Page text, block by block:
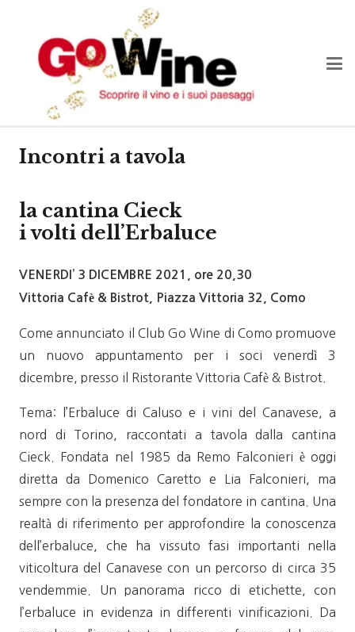
Incontri a tavola
la cantina Cieck
i volti dell’Erbaluce
VENERDI’ 3 DICEMBRE 2021, ore 20,30
Vittoria Cafè & Bistrot, Piazza Vittoria 32, Como
Come annunciato il Club Go Wine di Como promuove
un nuovo appuntamento per i soci venerdì 3
dicembre, presso il Ristorante Vittoria Cafè & Bistrot.
Tema: l’Erbaluce di Caluso e i vini del Canavese, a
nord di Torino, raccontati a tavola dalla cantina
Cieck. Fondata nel 1985 da Remo Falconieri è oggi
diretta da Domenico Caretto e Lia Falconieri, ma
sempre con la presenza del fondatore in cantina. Una
realtà di riferimento per approfondire la conoscenza
dell’erbaluce, che ha vissuto fasi importanti nella
viticoltura del Canavese con un percorso di circa 35
vendemmie. Un panorama ricco di etichette, con
l’erbaluce in evidenza in differenti vinificazioni. Da